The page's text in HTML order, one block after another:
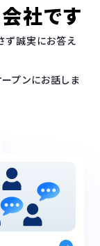
社です
ず誠実にお答え
プンにお話しま